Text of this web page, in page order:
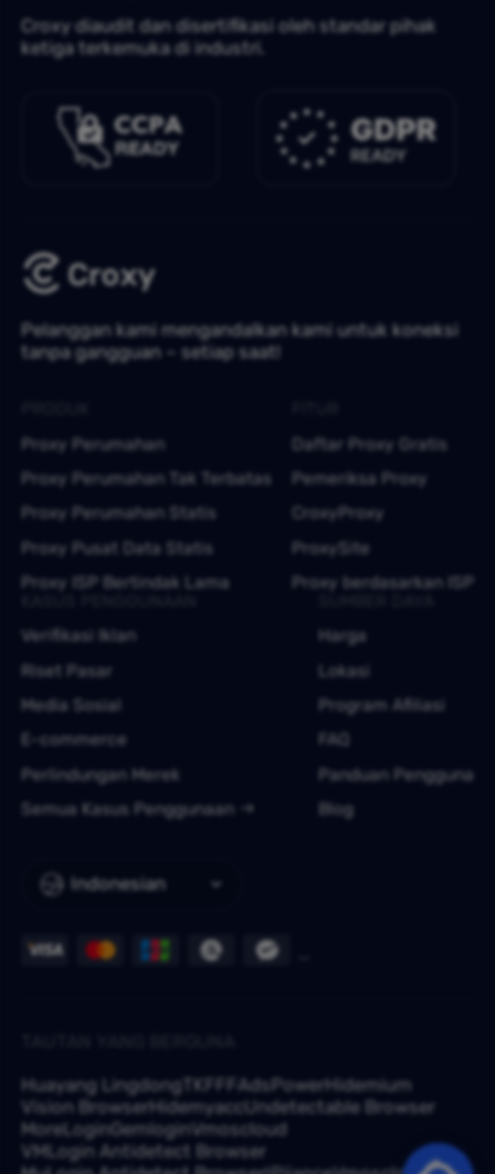
Croxy diaudit dan disertifikasi oleh standar pihak
ketiga terkemuka di industri.
Pelanggan kami mengandalkan kami untuk koneksi
tanpa gangguan – setiap saat!
Indonesian
Proxy Perumahan
Proxy Perumahan Tak Terbatas
Proxy Perumahan Statis
Proxy Pusat Data Statis
Proxy ISP Bertindak Lama
Daftar Proxy Gratis
Pemeriksa Proxy
CroxyProxy
ProxySite
Proxy berdasarkan ISP
Verifikasi Iklan
Riset Pasar
Media Sosial
E-commerce
Perlindungan Merek
Semua Kasus Penggunaan
Harga
Lokasi
Program Afiliasi
FAQ
Panduan Pengguna
Blog
Huayang Lingdong TKFFF AdsPowerHidemium
Vision BrowserHidemyaccUndetectable Browser
MoreLoginGemlogin Vmoscloud
VMLogin Antidetect Browser